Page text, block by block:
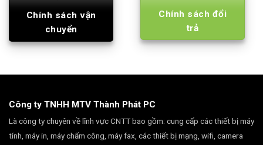
Chính sách vận
chuyển
Chính sách đổi
trả
Công ty TNHH MTV Thành Phát PC
Là công ty chuyên về lĩnh vực CNTT bao gồm: cung cấp các thiết bị máy
tính, máy in, máy chấm công, máy fax, các thiết bị mạng, wifi, camera